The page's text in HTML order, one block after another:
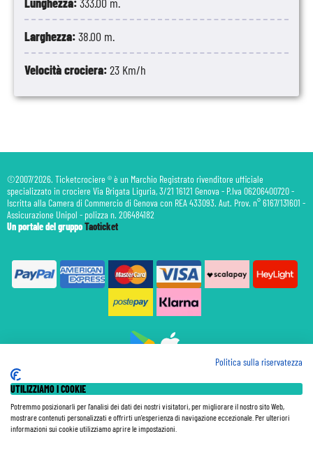
Larghezza:38.00 m.
Velocità crociera:23 Km/h
©2007/2026. Ticketcrociere ® è un Marchio Registrato rivenditore ufficiale
specializzato in crociere Via Brigata Liguria, 3/21 16121 Genova - P.Iva 06206400720 -
Iscritta alla Camera di Commercio di Genova con REA 433093. Aut. Prov. n° 6167/131601 -
Assicurazione Unipol - polizza n. 206484182
Un portale del gruppoTaoticket
Assicurazione
Le Tariffe pubblicate si intendono per persona (p.p.) con Tasse e Diritti Portuali inclusi. Le quote di
Politica sulla riservatezza
UTILIZZIAMO I COOKIE
Potremmo posizionarli per l'analisi dei dati dei nostri visitatori, per migliorare il nostro sito Web,
mostrare contenuti personalizzati e offrirti un'esperienza di navigazione eccezionale. Per ulteriori
informazioni sui cookie utilizziamo aprire le impostazioni.